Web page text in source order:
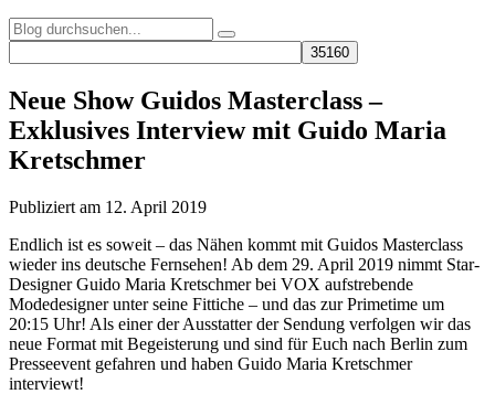
Neue Show Guidos Masterclass –
Exklusives Interview mit Guido Maria
Kretschmer
Publiziert am 12. April 2019
Endlich ist es soweit – das Nähen kommt mit Guidos Masterclass
wieder ins deutsche Fernsehen! Ab dem 29. April 2019 nimmt Star-
Designer Guido Maria Kretschmer bei VOX aufstrebende
Modedesigner unter seine Fittiche – und das zur Primetime um
20:15 Uhr! Als einer der Ausstatter der Sendung verfolgen wir das
neue Format mit Begeisterung und sind für Euch nach Berlin zum
Presseevent gefahren und haben Guido Maria Kretschmer
interviewt!